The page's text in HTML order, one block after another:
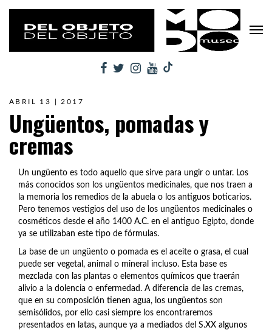
ABRIL 13 | 2017
Ungüentos, pomadas y
cremas
Un ungüento es todo aquello que sirve para ungir o untar. Los
más conocidos son los ungüentos medicinales, que nos traen a
la memoria los remedios de la abuela o los antiguos boticarios.
Pero tenemos vestigios del uso de los ungüentos medicinales o
cosméticos desde el año 1400 A.C. en el antiguo Egipto, donde
ya se utilizaban este tipo de fórmulas.
La base de un ungüento o pomada es el aceite o grasa, el cual
puede ser vegetal, animal o mineral incluso. Esta base es
mezclada con las plantas o elementos químicos que traerán
alivio a la dolencia o enfermedad. A diferencia de las cremas,
que en su composición tienen agua, los ungüentos son
semisólidos, por ello casi siempre los encontraremos
presentados en latas, aunque ya a mediados del S.XX algunos